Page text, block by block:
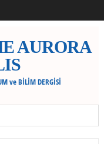
AURORA
ve BİLİM DERGİSİ